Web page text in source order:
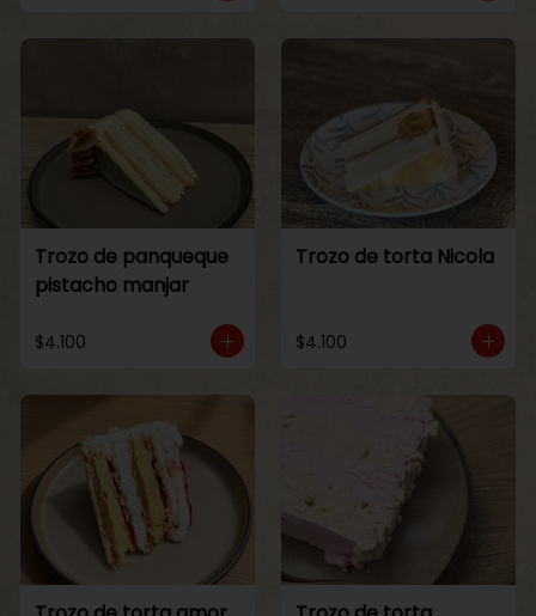
Trozo de panqueque
pistacho manjar
$4.100
Trozo de torta Nicola
$4.100